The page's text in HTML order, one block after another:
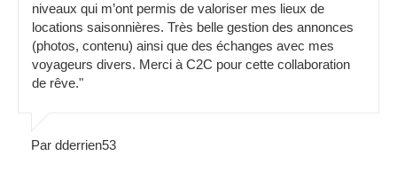
niveaux qui m’ont permis de valoriser mes lieux de
locations saisonnières. Très belle gestion des annonces
(photos, contenu) ainsi que des échanges avec mes
voyageurs divers. Merci à C2C pour cette collaboration
de rêve."
Par dderrien53